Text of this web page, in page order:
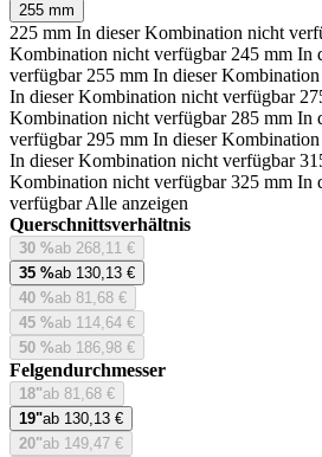
255 mm
225 mm In dieser Kombination nicht
Kombination nicht verfügbar 245 mm In
verfügbar 255 mm In dieser
In dieser Kombination nicht verfügbar
Kombination nicht verfügbar 285 mm In
verfügbar 295 mm In dieser
In dieser Kombination nicht verfügbar
Kombination nicht verfügbar 325 mm In
verfügbar Alle anzeigen
Querschnittsverhältnis
30 %ab 268,11 €
35 %ab 130,13 €
40 %ab 81,68 €
45 %ab 114,64 €
50 %ab 186,98 €
Felgendurchmesser
18"ab 81,68 €
19"ab 130,13 €
20"ab 149,47 €